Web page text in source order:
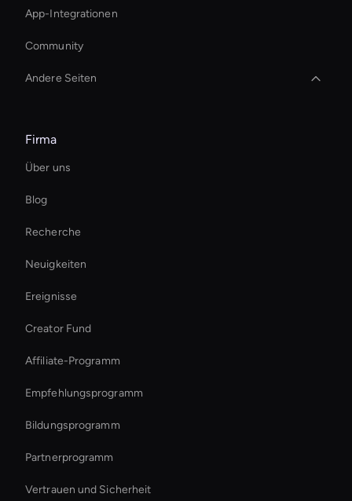
App-Integrationen
Community
Andere Seiten
AI-Video-Seitenverhältnis
KI-Video-Geschwindigkeitswechsler
Live Ai Avatar
Real-Time Ai Video
Live Avatar For Streaming
AI HR-Videomacher
AI-Video-Upscaler-Tool
Firma
Über uns
Blog
Recherche
Neuigkeiten
Ereignisse
Creator Fund
Affiliate-Programm
Empfehlungsprogramm
Bildungsprogramm
Partnerprogramm
Vertrauen und Sicherheit